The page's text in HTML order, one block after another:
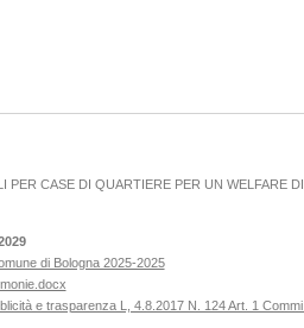
PER CASE DI QUARTIERE PER UN WELFARE DI
di Bologna 2025-2025
e trasparenza L, 4.8.2017 N. 124 Art. 1